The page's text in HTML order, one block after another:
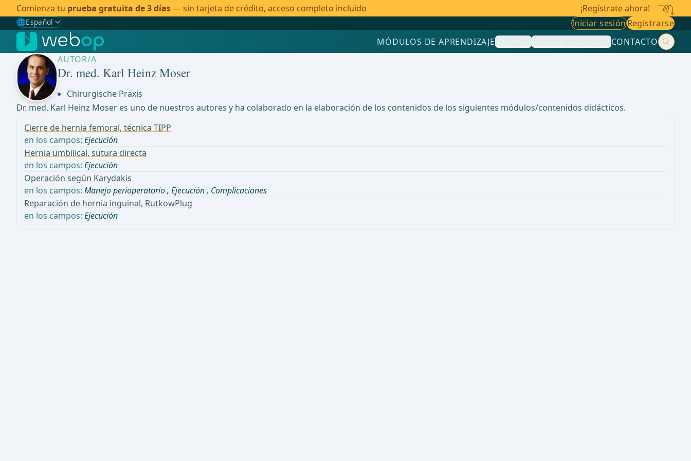
Comienza tu prueba gratuita de 3 días— sin tarjeta de crédito, acceso completo incluido ¡Regístrate ahora!
🌐Español
Gewählte Sprache: Español
🇩🇪 Alemán
🇬🇧Inglés
🇪🇸Español
🇧🇷Brasileño
Iniciar sesiónRegistrarse
MÓDULOS DE APRENDIZAJEPRECIOSSOBRE NOSOTROSCONTACTO
AUTOR/A
Dr. med. Karl Heinz Moser
Chirurgische Praxis
Dr. med. Karl Heinz Moser es uno de nuestros autores y ha colaborado en la elaboración de los contenidos de los siguientes módulos/contenidos didácticos.
Cierre de hernia femoral, técnica TIPP
en los campos:Ejecución
Hernia umbilical, sutura directa
en los campos:Ejecución
Operación según Karydakis
en los campos:Manejo perioperatorio,Ejecución, Complicaciones
Reparación de hernia inguinal, RutkowPlug
en los campos:Ejecución